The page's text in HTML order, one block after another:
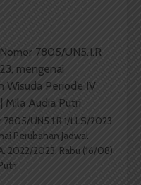
UN5.1.R 1/LLS/2023
Perubahan Jadwal
2022/2023, Rabu (16/08)